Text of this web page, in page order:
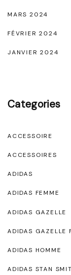
MARS 2024
FÉVRIER 2024
JANVIER 2024
Categories
ACCESSOIRE
ACCESSOIRES
ADIDAS
ADIDAS FEMME
ADIDAS GAZELLE
ADIDAS GAZELLE
ADIDAS HOMME
ADIDAS STAN